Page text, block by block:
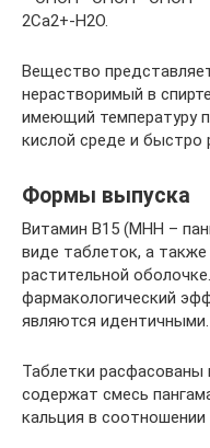
2Ca2+-H2O.
Вещество
нерастворимый в
имеющий температуру
кислой среде и
Формы выпуска
Витамин B15 (МНН –
виде таблеток, а
растительной
фармакологический
являются идентичными.
Таблетки расфасованы
содержат смесь
кальция в соотношении